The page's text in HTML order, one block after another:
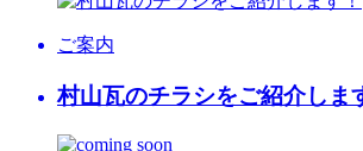
ご案内
村山瓦のチラシをご紹介しま